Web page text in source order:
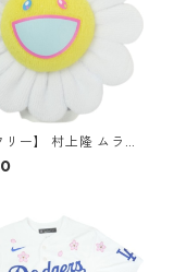
リー】 村上隆 ムラカ
Flower Key Chain
フラワーキーホ